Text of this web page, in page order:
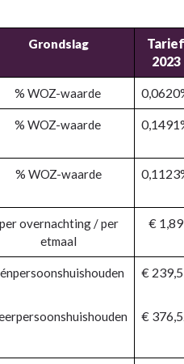
Grondslag
Tarief
2023
% WOZ-waarde
% WOZ-waarde
% WOZ-waarde
per overnachting / per
etmaal
€ 1,89
€
€